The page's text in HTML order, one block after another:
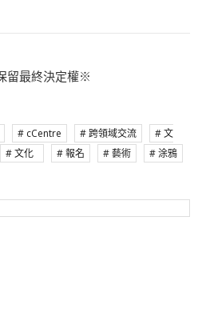
留最終決定權※
# cCentre # 跨領域交流
# 文
# 文化 # 報名 # 藝術 # 涂鴉